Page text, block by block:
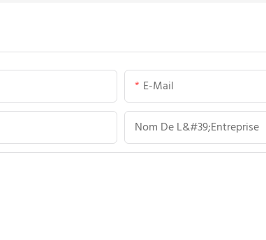
E-Mail
Nom De L&#39;entreprise